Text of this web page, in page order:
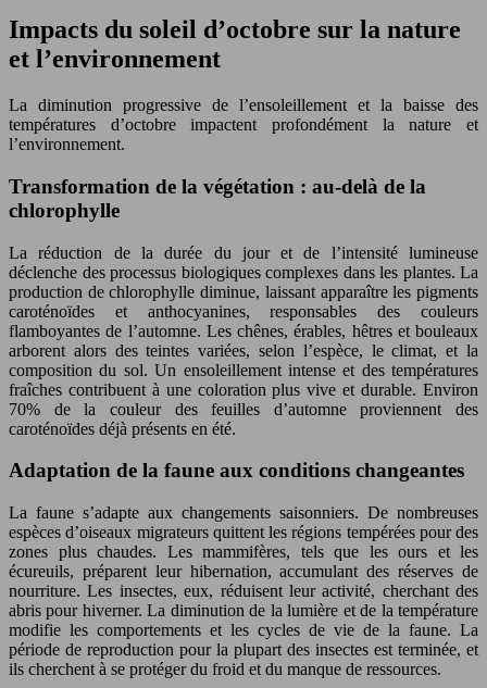
Impacts du soleil d’octobre sur la nature
et l’environnement
La diminution progressive de l’ensoleillement et la baisse des
températures d’octobre impactent profondément la nature et
l’environnement.
Transformation de la végétation : au-delà de la
chlorophylle
La réduction de la durée du jour et de l’intensité lumineuse
déclenche des processus biologiques complexes dans les plantes. La
production de chlorophylle diminue, laissant apparaître les pigments
caroténoïdes et anthocyanines, responsables des couleurs
flamboyantes de l’automne. Les chênes, érables, hêtres et bouleaux
arborent alors des teintes variées, selon l’espèce, le climat, et la
composition du sol. Un ensoleillement intense et des températures
fraîches contribuent à une coloration plus vive et durable. Environ
70% de la couleur des feuilles d’automne proviennent des
caroténoïdes déjà présents en été.
Adaptation de la faune aux conditions changeantes
La faune s’adapte aux changements saisonniers. De nombreuses
espèces d’oiseaux migrateurs quittent les régions tempérées pour des
zones plus chaudes. Les mammifères, tels que les ours et les
écureuils, préparent leur hibernation, accumulant des réserves de
nourriture. Les insectes, eux, réduisent leur activité, cherchant des
abris pour hiverner. La diminution de la lumière et de la température
modifie les comportements et les cycles de vie de la faune. La
période de reproduction pour la plupart des insectes est terminée, et
ils cherchent à se protéger du froid et du manque de ressources.